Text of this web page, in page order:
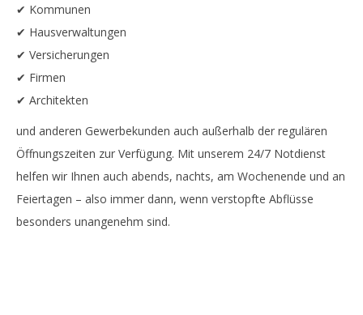
✔ Kommunen
✔ Hausverwaltungen
✔ Versicherungen
✔ Firmen
✔ Architekten
und anderen Gewerbekunden auch außerhalb der regulären
Öffnungszeiten zur Verfügung. Mit unserem 24/7 Notdienst
helfen wir Ihnen auch abends, nachts, am Wochenende und an
Feiertagen – also immer dann, wenn verstopfte Abflüsse
besonders unangenehm sind.